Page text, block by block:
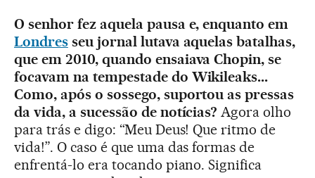
O senhor fez aquela pausa e, enquanto em
Londresseu jornal lutava aquelas batalhas,
que em 2010, quando ensaiava Chopin, se
focavam na tempestade do Wikileaks...
Como, após o sossego, suportou as pressas
da vida, a sucessão de notícias? Agora olho
para trás e digo: “Meu Deus! Que ritmo de
vida!”. O caso é que uma das formas de
enfrentá-lo era tocando piano. Significa